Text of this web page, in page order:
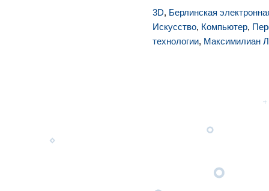
3D, Берлинская
Искусство, Компьютер,
технологии, Максимилиан